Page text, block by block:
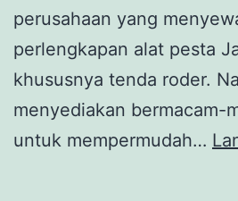
perusahaan yang
perlengkapan alat pesta
khususnya tenda roder.
menyediakan bermacam-
untuk mempermudah…